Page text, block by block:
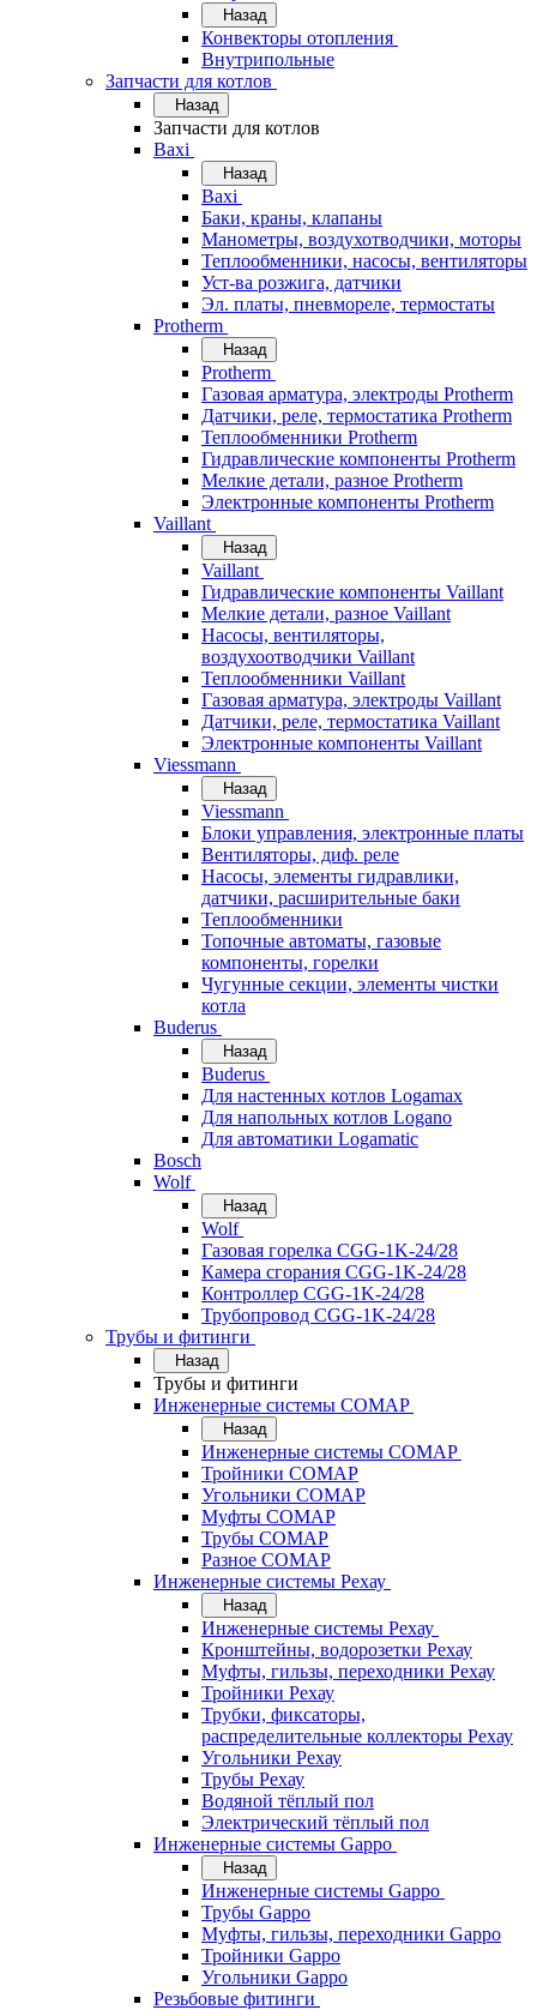
Назад
Конвекторы отопления
Внутрипольные
Запчасти для котлов
Назад
Запчасти для котлов
Baxi
Назад
Baxi
Баки, краны, клапаны
Манометры, воздухотводчики, моторы
Теплообменники, насосы, вентиляторы
Уст-ва розжига, датчики
Эл. платы, пневмореле, термостаты
Protherm
Назад
Protherm
Газовая арматура, электроды Protherm
Датчики, реле, термостатика Protherm
Теплообменники Protherm
Гидравлические компоненты Protherm
Мелкие детали, разное Protherm
Электронные компоненты Protherm
Vaillant
Назад
Vaillant
Гидравлические компоненты Vaillant
Мелкие детали, разное Vaillant
Насосы, вентиляторы,
воздухоотводчики Vaillant
Теплообменники Vaillant
Газовая арматура, электроды Vaillant
Датчики, реле, термостатика Vaillant
Электронные компоненты Vaillant
Viessmann
Назад
Viessmann
Блоки управления, электронные платы
Вентиляторы, диф. реле
Насосы, элементы гидравлики,
датчики, расширительные баки
Теплообменники
Топочные автоматы, газовые
компоненты, горелки
Чугунные секции, элементы чистки
котла
Buderus
Назад
Buderus
Для настенных котлов Logamax
Для напольных котлов Logano
Для автоматики Logamatic
Bosch
Wolf
Назад
Wolf
Газовая горелка CGG-1K-24/28
Камера сгорания CGG-1K-24/28
Контроллер CGG-1K-24/28
Трубопровод CGG-1K-24/28
Трубы и фитинги
Назад
Трубы и фитинги
Инженерные системы COMAP
Назад
Инженерные системы COMAP
Тройники COMAP
Угольники COMAP
Муфты COMAP
Трубы COMAP
Разное COMAP
Инженерные системы Рехау
Назад
Инженерные системы Рехау
Кронштейны, водорозетки Рехау
Муфты, гильзы, переходники Рехау
Тройники Рехау
Трубки, фиксаторы,
распределительные коллекторы Рехау
Угольники Рехау
Трубы Рехау
Водяной тёплый пол
Электрический тёплый пол
Инженерные системы Gappo
Назад
Инженерные системы Gappo
Трубы Gappo
Муфты, гильзы, переходники Gappo
Тройники Gappo
Угольники Gappo
Резьбовые фитинги